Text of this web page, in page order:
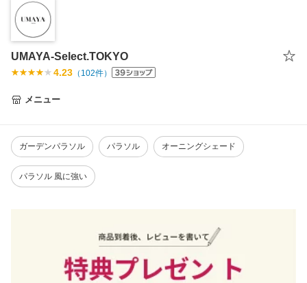
UMAYA-Select.TOKYO
4.23 （ 102件）
メニュー
ガーデンパラソル パラソル オーニングシェード
パラソル 風に強い